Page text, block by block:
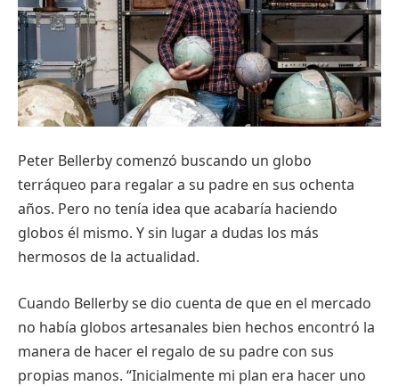
Peter Bellerby comenzó buscando un globo
terráqueo para regalar a su padre en sus ochenta
años. Pero no tenía idea que acabaría haciendo
globos él mismo. Y sin lugar a dudas los más
hermosos de la actualidad.
Cuando Bellerby se dio cuenta de que en el mercado
no había globos artesanales bien hechos encontró la
manera de hacer el regalo de su padre con sus
propias manos. “Inicialmente mi plan era hacer uno